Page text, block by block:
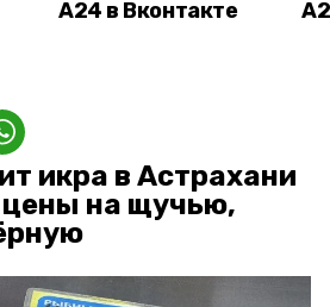
А24 в Вконтакте
икра в Астрахани
цены на щучью,